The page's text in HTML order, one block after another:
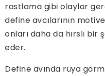
rastlama gibi olaylar
define avcılarının
onları daha da hırslı bir
eder.
Define avında rüya